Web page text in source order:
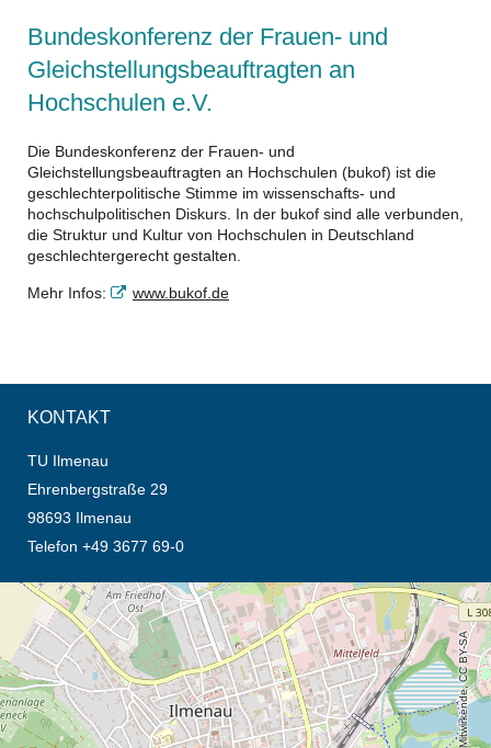
Bundeskonferenz der Frauen- und
Gleichstellungsbeauftragten an
Hochschulen e.V.
Die Bundeskonferenz der Frauen- und
Gleichstellungsbeauftragten an Hochschulen (bukof) ist die
geschlechterpolitische Stimme im wissenschafts- und
hochschulpolitischen Diskurs. In der bukof sind alle verbunden,
die Struktur und Kultur von Hochschulen in Deutschland
geschlechtergerecht gestalten.
Mehr Infos: www.bukof.de
KONTAKT
TU Ilmenau
Ehrenbergstraße 29
98693 Ilmenau
Telefon +49 3677 69-0
Öffnet die Anfahrtsbeschreibung in neuem Tab (Karte)